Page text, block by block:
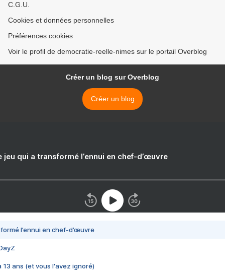
C.G.U.
Cookies et données personnelles
Préférences cookies
Voir le profil de democratie-reelle-nimes sur le portail Overblog
Créer un blog sur Overblog
Créer un blog
jeu qui a transformé l’ennui en chef-d’œuvre
l’ennui en chef-d’œuvre
13 ans (et vous l'avez ignoré)